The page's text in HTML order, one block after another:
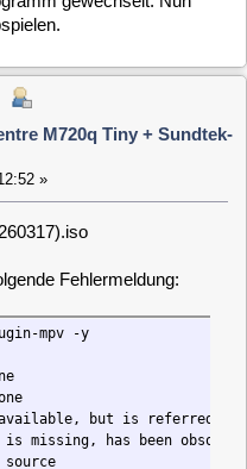
mpv is not
candidate
Tiny + Sundtek-